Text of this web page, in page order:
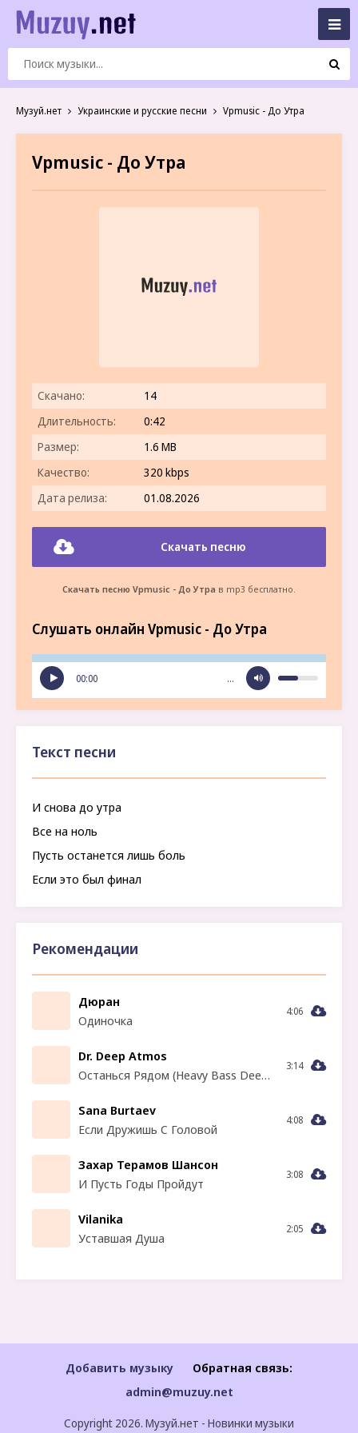
Музуй.нет Украинские и русские песни Vpmusic - До Утра
Vpmusic - До Утра
Скачано:
14
Длительность:
0:42
Размер:
1.6 MB
Качество:
320 kbps
Дата релиза:
01.08.2026
Скачать песню
Скачать песню Vpmusic - До Утра в mp3 бесплатно.
Слушать онлайн Vpmusic - До Утра
00:00 …
Текст песни
И снова до утра
Все на ноль
Пусть останется лишь боль
Если это был финал
Рекомендации
Дюран
Одиночка
4:06
Dr. Deep Atmos
Останься Рядом (Heavy Bass Deep House Mix)
3:14
Sana Burtaev
Если Дружишь С Головой
4:08
Захар Терамов Шансон
И Пусть Годы Пройдут
3:08
Vilanika
Уставшая Душа
2:05
Добавить музыку
Обратная связь:
admin@muzuy.net
Copyright 2026. Музуй.нет - Новинки музыки